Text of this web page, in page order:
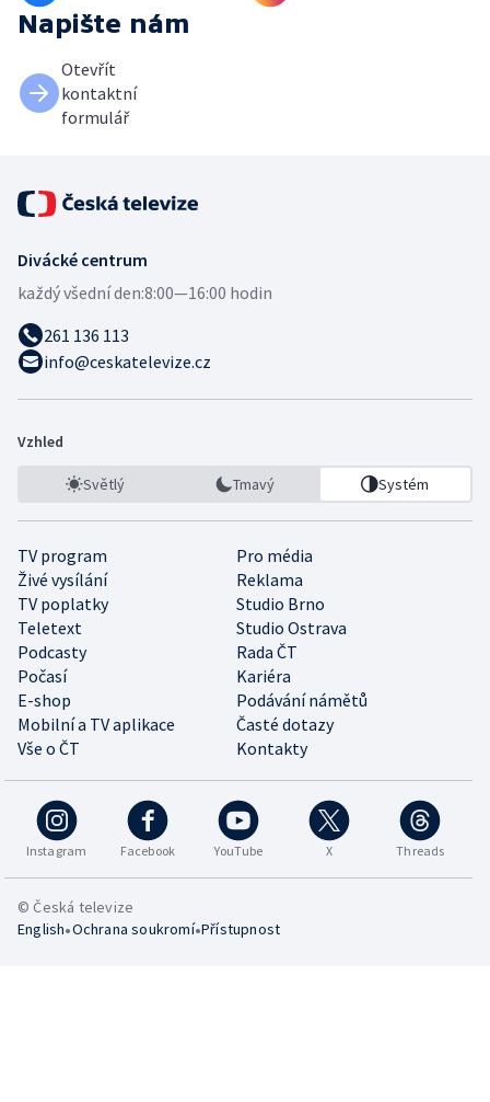
Napište nám
Otevřít
kontaktní
formulář
Divácké centrum
každý všední den:8:00—16:00 hodin
261 136 113
info@ceskatelevize.cz
Vzhled
Světlý Tmavý Systém
TV program
Pro média
Živé vysílání
Reklama
TV poplatky
Studio Brno
Teletext
Studio Ostrava
Podcasty
Rada ČT
Počasí
Kariéra
E-shop
Podávání námětů
Mobilní a TV aplikace
Časté dotazy
Vše o ČT
Kontakty
Instagram Facebook YouTube X Threads
© Česká televize
English•Ochrana soukromí•Přístupnost